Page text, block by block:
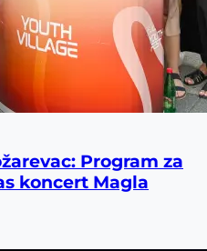
Program za
koncert Magla